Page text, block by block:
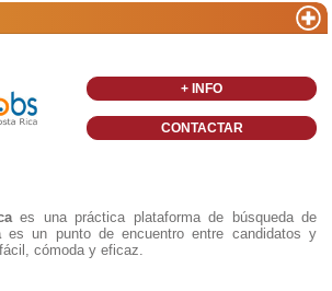
+ INFO
CONTACTAR
es una práctica plataforma de búsqueda de
es un punto de encuentro entre candidatos y
cómoda y eficaz.